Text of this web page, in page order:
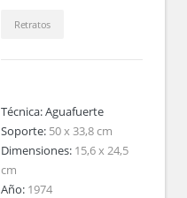
Retratos
Técnica:Aguafuerte
Soporte: 50 x 33,8 cm
Dimensiones: 15,6 x 24,5
cm
Año: 1974